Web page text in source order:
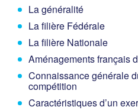
La généralité
La filière Fédérale
La filière Nationale
Aménagements français
Connaissance générale
compétition
Caractéristiques d’un